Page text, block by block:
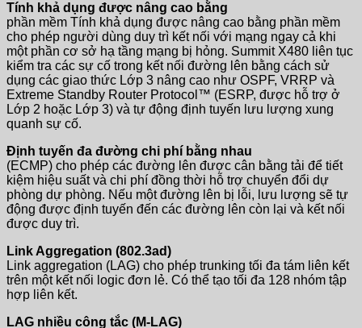
Tính khả dụng được nâng cao bằng
phần mềm Tính khả dụng được nâng cao bằng phần mềm
cho phép người dùng duy trì kết nối với mạng ngay cả khi
một phần cơ sở hạ tầng mạng bị hỏng. Summit X480 liên tục
kiểm tra các sự cố trong kết nối đường lên bằng cách sử
dụng các giao thức Lớp 3 nâng cao như OSPF, VRRP và
Extreme Standby Router Protocol™ (ESRP, được hỗ trợ ở
Lớp 2 hoặc Lớp 3) và tự động định tuyến lưu lượng xung
quanh sự cố.
Định tuyến đa đường chi phí bằng nhau
(ECMP) cho phép các đường lên được cân bằng tải để tiết
kiệm hiệu suất và chi phí đồng thời hỗ trợ chuyển đổi dự
phòng dự phòng. Nếu một đường lên bị lỗi, lưu lượng sẽ tự
động được định tuyến đến các đường lên còn lại và kết nối
được duy trì.
Link Aggregation (802.3ad)
Link aggregation (LAG) cho phép trunking tối đa tám liên kết
trên một kết nối logic đơn lẻ. Có thể tạo tối đa 128 nhóm tập
hợp liên kết.
LAG nhiều công tắc (M-LAG)